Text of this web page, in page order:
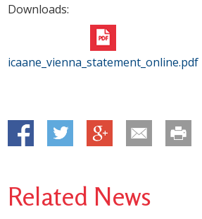
Downloads:
icaane_vienna_statement_online.pdf
Related News